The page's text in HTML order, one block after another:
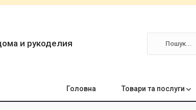
и рукоделия
Головна Товари та послуги